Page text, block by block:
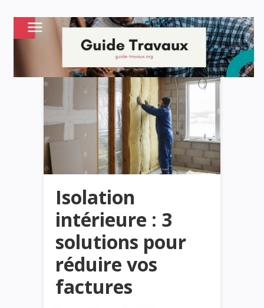
Isolation
intérieure : 3
solutions pour
réduire vos
factures